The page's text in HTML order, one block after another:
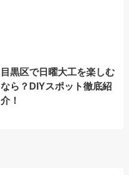
目黒区で日曜大工を楽しむ
なら？DIYスポット徹底紹
介！